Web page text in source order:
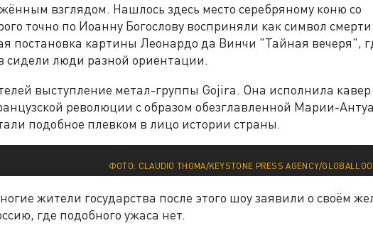
взглядом. Нашлось здесь место серебряному коню со
точно по Иоанну Богослову восприняли как символ
постановка картины Леонардо да Винчи "Тайная вечеря",
сидели люди разной ориентации.
выступление метал-группы Gojira. Она исполнила кавер
революции с образом обезглавленной Марии-
подобное плевком в лицо истории страны.
ФОТО: CLAUDIO THOMA/KEYSTONE PRESS AGENCY/
жители государства после этого шоу заявили о своём
где подобного ужаса нет.